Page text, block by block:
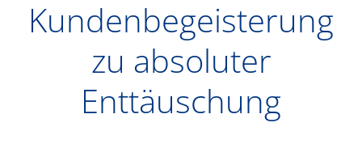
Kundenbegeisterung
zu absoluter
Enttäuschung